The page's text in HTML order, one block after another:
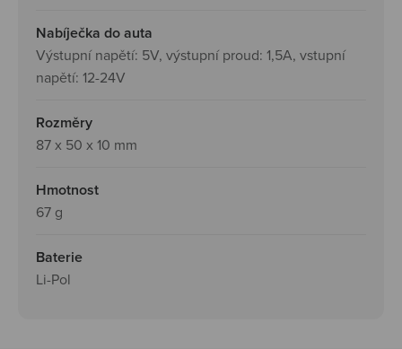
Nabíječka do auta
Výstupní napětí: 5V, výstupní proud: 1,5A, vstupní
napětí: 12-24V
Rozměry
87 x 50 x 10 mm
Hmotnost
67 g
Baterie
Li-Pol